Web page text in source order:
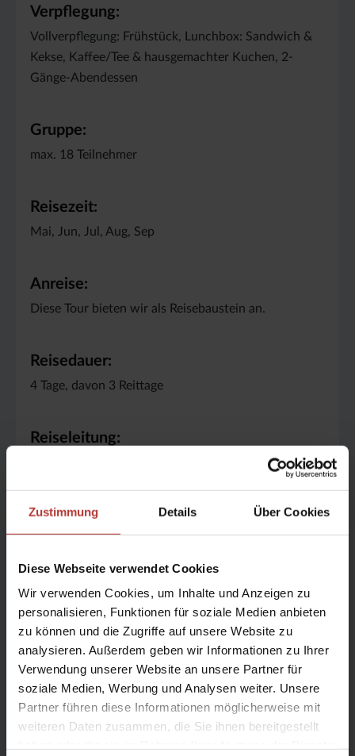
Zustimmung Details Über Cookies
Diese Webseite verwendet Cookies
Wir verwenden Cookies, um Inhalte und Anzeigen zu
personalisieren, Funktionen für soziale Medien anbieten
zu können und die Zugriffe auf unsere Website zu
analysieren. Außerdem geben wir Informationen zu Ihrer
Verwendung unserer Website an unsere Partner für
soziale Medien, Werbung und Analysen weiter. Unsere
Partner führen diese Informationen möglicherweise mit
weiteren Daten zusammen, die Sie ihnen bereitgestellt
Verpflegung:
Vollverpflegung: Frühstück, Lunchbox: Sandwich &
Kekse, Kaffee/Tee & hausgemachter Kuchen, 2-
Gänge-Abendessen
Gruppe:
max. 18 Teilnehmer
Reisezeit:
Mai, Jun, Jul, Aug, Sep
Anreise:
Diese Tour bieten wir als Reisebaustein an.
Reisedauer:
4 Tage, davon 3 Reittage
Reiseleitung:
Enthaltene Leistungen
Ab Reykjavík:
TOUR 9G:Unterkunftim Gästehaus Eldhestar, in 2-
4 Bett-Zimmern (geteilte Zimmer) und
Gemeinschaftseinrichtungen
Verpflegungwie beschrieben
TOUR 9 H:Unterkunftim Hotel Eldhestar oder in
einem nahe gelegenen Hotel in geteilten Zimmern